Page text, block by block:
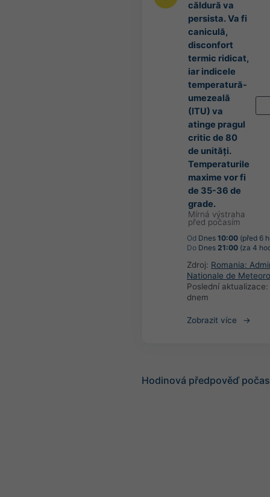
căldură va
persista. Va fi
caniculă,
disconfort
termic ridicat,
iar indicele
temperatură-
umezeală
(ITU) va
atinge pragul
critic de 80
de unități.
Temperaturile
maxime vor fi
de 35-36 de
grade.
Mírná výstraha
před počasím
Od Dnes 10:00 (před 6
Do Dnes 21:00 (za 4
Zdroj: Romania:
Nationale de
Poslední aktualizace:
dnem
Zobrazit více
Hodinová předpověď